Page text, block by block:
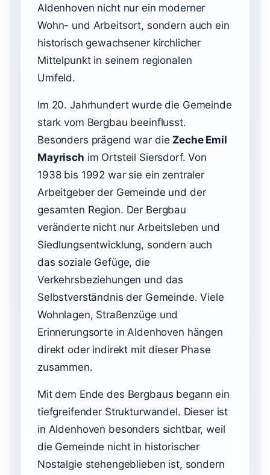
Aldenhoven nicht nur ein moderner
Wohn- und Arbeitsort, sondern auch ein
historisch gewachsener kirchlicher
Mittelpunkt in seinem regionalen
Umfeld.
Im 20. Jahrhundert wurde die Gemeinde
stark vom Bergbau beeinflusst.
Besonders prägend war die Zeche Emil
Mayrisch im Ortsteil Siersdorf. Von
1938 bis 1992 war sie ein zentraler
Arbeitgeber der Gemeinde und der
gesamten Region. Der Bergbau
veränderte nicht nur Arbeitsleben und
Siedlungsentwicklung, sondern auch
das soziale Gefüge, die
Verkehrsbeziehungen und das
Selbstverständnis der Gemeinde. Viele
Wohnlagen, Straßenzüge und
Erinnerungsorte in Aldenhoven hängen
direkt oder indirekt mit dieser Phase
zusammen.
Mit dem Ende des Bergbaus begann ein
tiefgreifender Strukturwandel. Dieser ist
in Aldenhoven besonders sichtbar, weil
die Gemeinde nicht in historischer
Nostalgie stehengeblieben ist, sondern